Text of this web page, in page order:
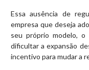
Essa ausência de
empresa que deseja
seu próprio modelo,
dificultar a expansão
incentivo para mudar a